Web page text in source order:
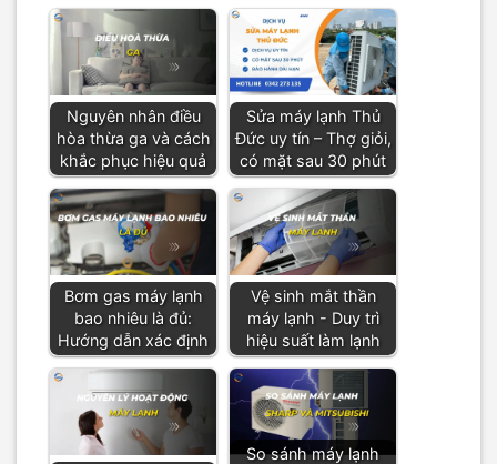
Nguyên nhân điều
hòa thừa ga và cách
khắc phục hiệu quả
Sửa máy lạnh Thủ
Đức uy tín – Thợ giỏi,
có mặt sau 30 phút
Bơm gas máy lạnh
bao nhiêu là đủ:
Hướng dẫn xác định
Vệ sinh mắt thần
máy lạnh - Duy trì
hiệu suất làm lạnh
So sánh máy lạnh